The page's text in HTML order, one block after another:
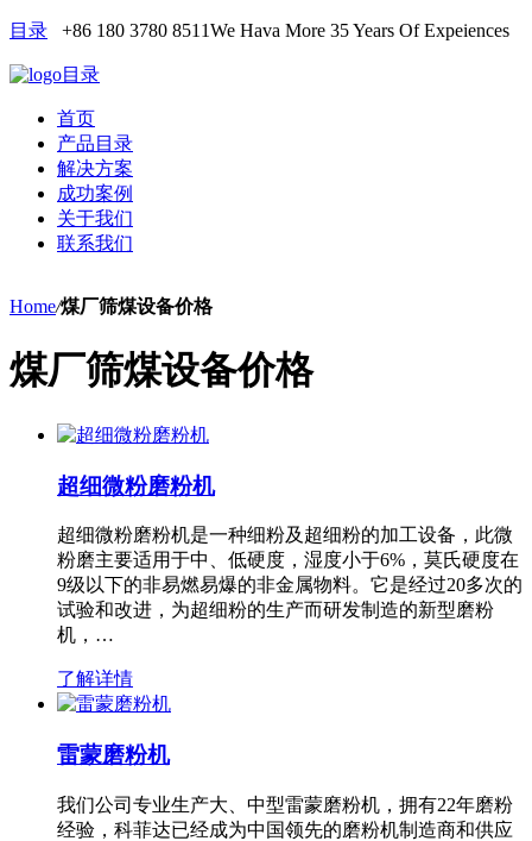
目录 +86 180 3780 8511We Hava More 35 Years Of Expeiences
目录
首页
产品目录
解决方案
成功案例
关于我们
联系我们
Home/煤厂筛煤设备价格
煤厂筛煤设备价格
超细微粉磨粉机
超细微粉磨粉机是一种细粉及超细粉的加工设备，此微
粉磨主要适用于中、低硬度，湿度小于6%，莫氏硬度在
9级以下的非易燃易爆的非金属物料。它是经过20多次的
试验和改进，为超细粉的生产而研发制造的新型磨粉
机，…
了解详情
雷蒙磨粉机
我们公司专业生产大、中型雷蒙磨粉机，拥有22年磨粉
经验，科菲达已经成为中国领先的磨粉机制造商和供应